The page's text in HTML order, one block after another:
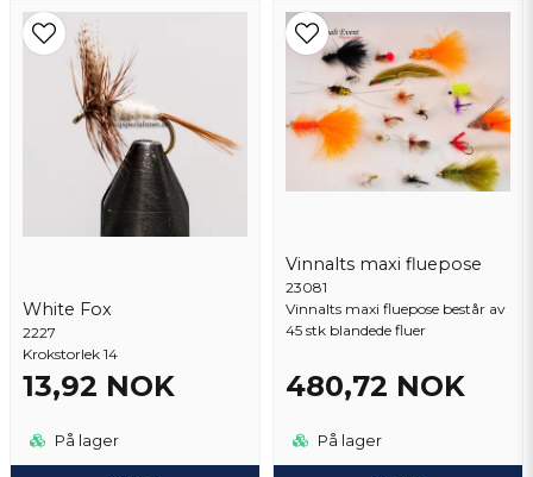
White Fox
2227
Krokstorlek 14
13,92 NOK
På lager
Vinnalts maxi fluepose
23081
Vinnalts maxi fluepose består av
45 stk blandede fluer
480,72 NOK
På lager